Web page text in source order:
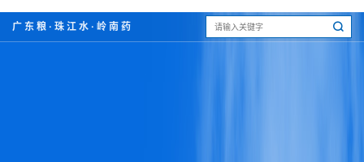
广东粮·珠江水·岭南药